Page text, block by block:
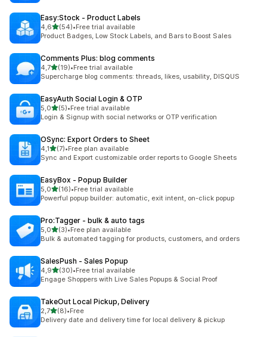
Easy:Stock ‑ Product Labels
4,6/ 5 tähteä
(54)
54 arvostelua yhteensä
•Free trial available
Product Badges, Low Stock Labels, and Bars to Boost Sales
Comments Plus: blog comments
4,7/ 5 tähteä
(19)
19 arvostelua yhteensä
•Free trial available
Supercharge blog comments: threads, likes, usability, DISQUS
EasyAuth Social Login & OTP
5,0/ 5 tähteä
(5)
5 arvostelua yhteensä
•Free trial available
Login & Signup with social networks or OTP verification
OSync: Export Orders to Sheet
4,1/ 5 tähteä
(7)
7 arvostelua yhteensä
•Free plan available
Sync and Export customizable order reports to Google Sheets
EasyBox ‑ Popup Builder
5,0/ 5 tähteä
(16)
16 arvostelua yhteensä
•Free trial available
Powerful popup builder: automatic, exit intent, on-click popup
Pro:Tagger ‑ ​bulk & auto tags
5,0/ 5 tähteä
(3)
3 arvostelua yhteensä
•Free plan available
Bulk & automated tagging for products, customers, and orders
SalesPush ‑ Sales Popup
4,9/ 5 tähteä
(30)
30 arvostelua yhteensä
•Free trial available
Engage Shoppers with Live Sales Popups & Social Proof
TakeOut Local Pickup, Delivery
2,7/ 5 tähteä
(8)
8 arvostelua yhteensä
•Free
Delivery date and delivery time for local delivery & pickup